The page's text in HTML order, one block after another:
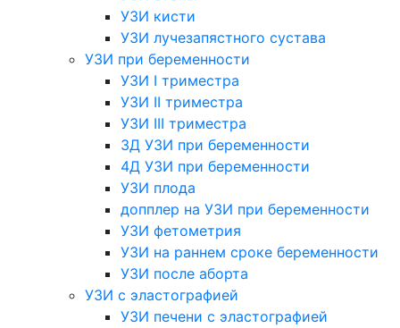
УЗИ кисти
УЗИ лучезапястного сустава
УЗИ при беременности
УЗИ I триместра
УЗИ II триместра
УЗИ III триместра
3Д УЗИ при беременности
4Д УЗИ при беременности
УЗИ плода
допплер на УЗИ при беременности
УЗИ фетометрия
УЗИ на раннем сроке беременности
УЗИ после аборта
УЗИ с эластографией
УЗИ печени с эластографией